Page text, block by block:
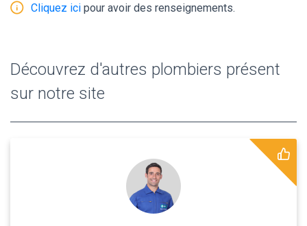
Cliquez ici pour avoir des renseignements.
Découvrez d'autres plombiers présent
sur notre site